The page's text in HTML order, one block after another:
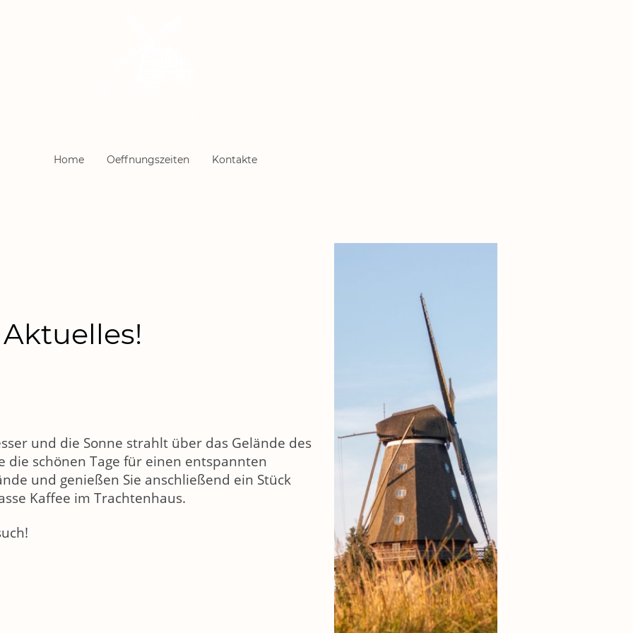
Home Oeffnungszeiten Kontakte
Aktuelles!
und die Sonne strahlt über das Gelände des
die schönen Tage für einen entspannten
und genießen Sie anschließend ein Stück
Kaffee im Trachtenhaus.